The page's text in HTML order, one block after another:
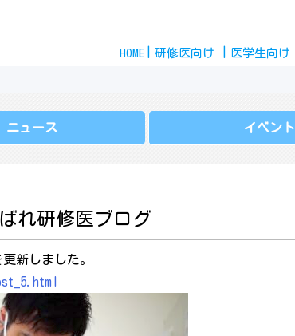
content
HOME 研修医向け 医学生向け
ニュース イベント
れ研修医ブログ
新しました。